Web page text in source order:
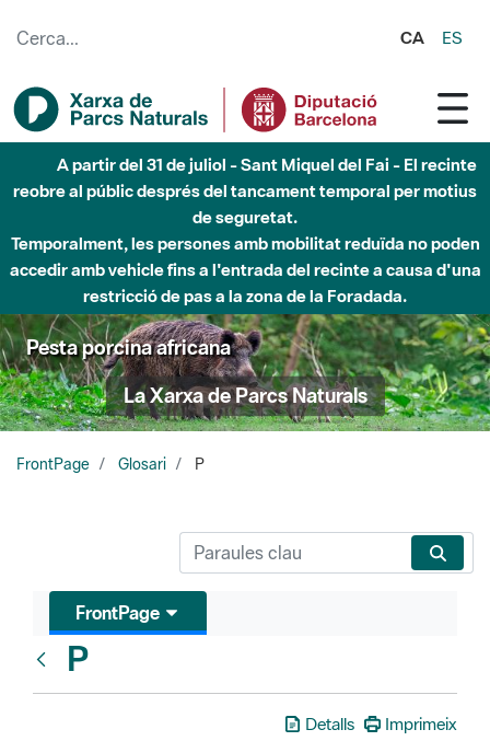
CA ES
Fins al desembre de 2026 - Parc Fluvial Besòs -
Afectacions a la llera del Parc Fluvial del Besòs degut a
obres de construcció d'una passera sobre el riu
Pesta porcina africana
La Xarxa de Parcs Naturals
FrontPage Glosari P
Glosari
P
PEIN